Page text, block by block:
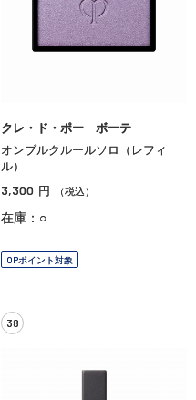
クレ・ド・ポー ボーテ
オンブルクルールソロ（レフィ
ル）
3,300 円 （税込）
在庫：○
OPポイント対象
38